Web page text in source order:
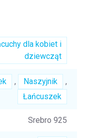
dla kobiet i
dziewcząt
, Naszyjnik
,
Łańcuszek
Srebro 925